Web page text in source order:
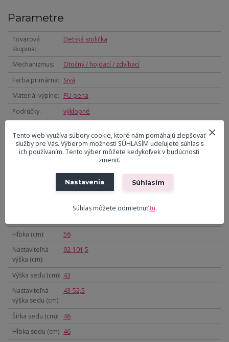
Parametre
Tovarová
skupina
Detská stolička
Mechanizmus
Otočný / hojdací / zdvíhací
Farba primárna
Sivá
Materiál výplne
PU pena
Podrúčky
výklopné
opierka
Materiál
Plast
Hĺbka (cm)
56
Nastaviteľná
výška (cm)
92-101,5
Výška sedu (cm)
43
Nastaviteľná
výška sedu (cm)
43-52,5
Šírka sedu (cm)
46
Hĺbka sedu (cm) 46
Tento web využíva súbory cookie, ktoré nám pomáhajú zlepšovať
služby pre Vás. Výberom možnosti SÚHLASÍM udeľujete súhlas s
ich používaním. Tento výber môžete kedykoľvek v budúcnosti
zmeniť.
Nastavenia Súhlasím
Súhlas môžete odmietnuťtu.